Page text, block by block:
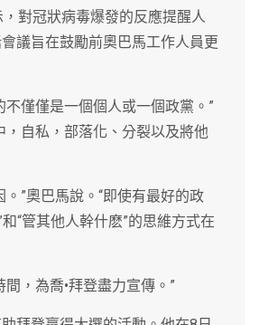
對冠狀病毒爆發的反應提醒人
議旨在鼓勵前奧巴馬工作人員更
僅僅是一個個人或一個政黨。”
自私，部落化、分裂以及將他
”奧巴馬說。“即使有最好的政
“管其他人幹什麽”的思維方式在
，為喬•拜登盡力宣傳。”